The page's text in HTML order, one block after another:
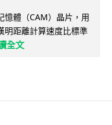
憶體（CAM）晶片，用
明距離計算速度比標準
全文